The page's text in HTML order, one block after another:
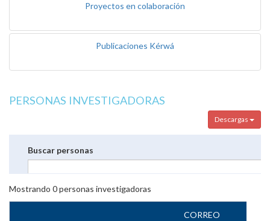
Proyectos en colaboración
Publicaciones Kérwá
PERSONAS INVESTIGADORAS
Descargas
Buscar personas
Mostrando 0personas investigadoras
CORREO